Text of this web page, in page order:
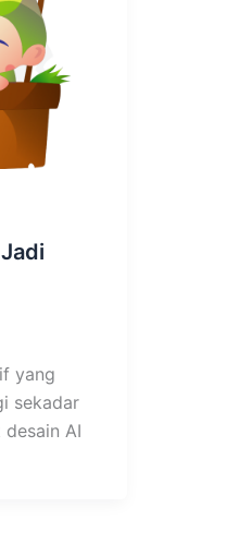
yang
sekadar
AI